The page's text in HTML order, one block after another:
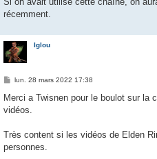
récemment.
Iglou
M
s
a
lun. 28 mars 2022 17:38
Merci a Twisnen pour le boulot sur la
vidéos.
Très content si les vidéos de Elden
personnes.